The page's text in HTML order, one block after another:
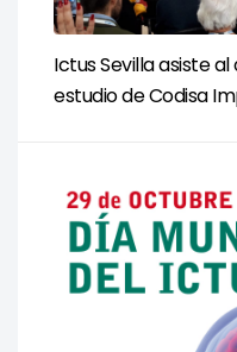
Ictus Sevilla asiste
estudio de Codisa